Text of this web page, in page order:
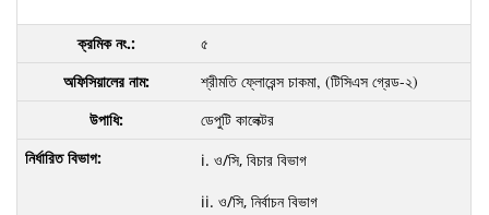
৫
শ্রীমতি ফ্লোরেন্স চাকমা, (টিসিএস গ্রেড-২)
ডেপুটি কালেক্টর
i. ও/সি, বিচার বিভাগ
ii. ও/সি, নির্বাচন বিভাগ